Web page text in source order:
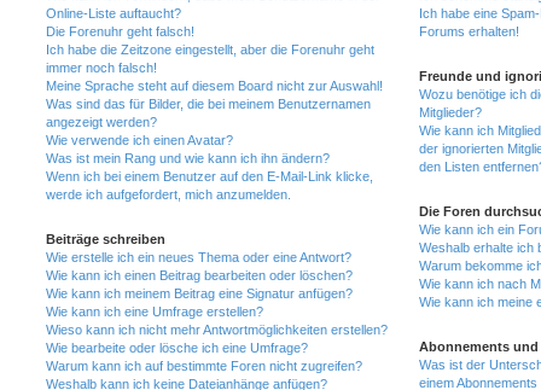
Online-Liste auftaucht?
Die Forenuhr geht falsch!
Ich habe die Zeitzone eingestellt, aber die Forenuhr geht
immer noch falsch!
Meine Sprache steht auf diesem Board nicht zur Auswahl!
Was sind das für Bilder, die bei meinem Benutzernamen
angezeigt werden?
Wie verwende ich einen Avatar?
Was ist mein Rang und wie kann ich ihn ändern?
Wenn ich bei einem Benutzer auf den E-Mail-Link klicke,
werde ich aufgefordert, mich anzumelden.
Beiträge schreiben
Wie erstelle ich ein neues Thema oder eine Antwort?
Wie kann ich einen Beitrag bearbeiten oder löschen?
Wie kann ich meinem Beitrag eine Signatur anfügen?
Wie kann ich eine Umfrage erstellen?
Wieso kann ich nicht mehr Antwortmöglichkeiten erstellen?
Wie bearbeite oder lösche ich eine Umfrage?
Warum kann ich auf bestimmte Foren nicht zugreifen?
Weshalb kann ich keine Dateianhänge anfügen?
Ich habe eine
Forums erhalten!
Freunde und
Wozu benötige ich
Mitglieder?
Wie kann ich
der ignorierten
den Listen
Die Foren
Wie kann ich ein
Weshalb erhalte ich
Warum bekomme
Wie kann ich nach
Wie kann ich meine
Abonnements und
Was ist der
einem